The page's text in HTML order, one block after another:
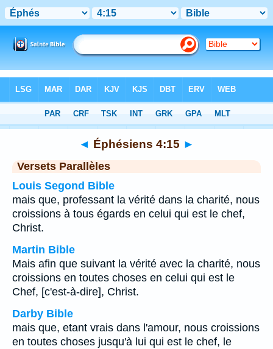
Chapitre 4 > Verset 15
◄ Éphésiens 4:15 ►
Versets Parallèles
Louis Segond Bible
mais que, professant la vérité dans la charité, nous
croissions à tous égards en celui qui est le chef,
Christ.
Martin Bible
Mais afin que suivant la vérité avec la charité, nous
croissions en toutes choses en celui qui est le
Chef, [c'est-à-dire], Christ.
Darby Bible
mais que, etant vrais dans l'amour, nous croissions
en toutes choses jusqu'à lui qui est le chef, le